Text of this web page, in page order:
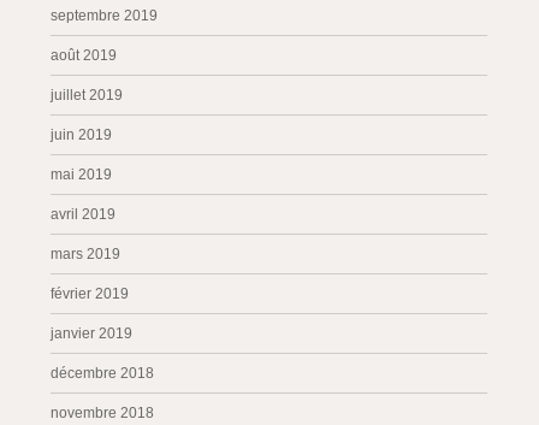
septembre 2019
août 2019
juillet 2019
juin 2019
mai 2019
avril 2019
mars 2019
février 2019
janvier 2019
décembre 2018
novembre 2018